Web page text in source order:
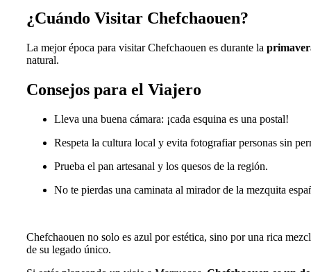
¿Cuándo Visitar Chefchaouen?
La mejor época para visitar Chefchaouen es durante la
natural.
Consejos para el Viajero
Lleva una buena cámara: ¡cada esquina es una postal!
Respeta la cultura local y evita fotografiar personas sin
Prueba el pan artesanal y los quesos de la región.
No te pierdas una caminata al mirador de la mezquita
Chefchaouen no solo es azul por estética, sino por una rica
de su legado único.